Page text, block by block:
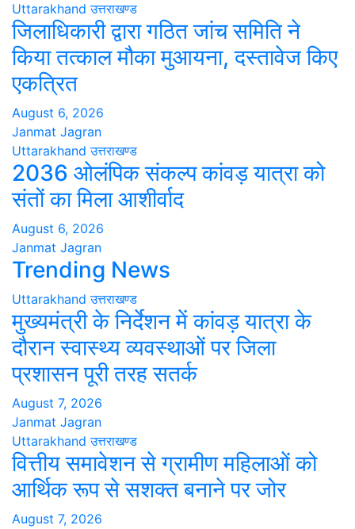
Uttarakhand उत्तराखण्ड
जिलाधिकारी द्वारा गठित जांच समिति ने
किया तत्काल मौका मुआयना, दस्तावेज किए
एकत्रित
August 6, 2026
Janmat Jagran
Uttarakhand उत्तराखण्ड
2036 ओलंपिक संकल्प कांवड़ यात्रा को
संतों का मिला आशीर्वाद
August 6, 2026
Janmat Jagran
Trending News
Uttarakhand उत्तराखण्ड
मुख्यमंत्री के निर्देशन में कांवड़ यात्रा के
दौरान स्वास्थ्य व्यवस्थाओं पर जिला
प्रशासन पूरी तरह सतर्क
August 7, 2026
Janmat Jagran
Uttarakhand उत्तराखण्ड
वित्तीय समावेशन से ग्रामीण महिलाओं को
आर्थिक रूप से सशक्त बनाने पर जोर
August 7, 2026